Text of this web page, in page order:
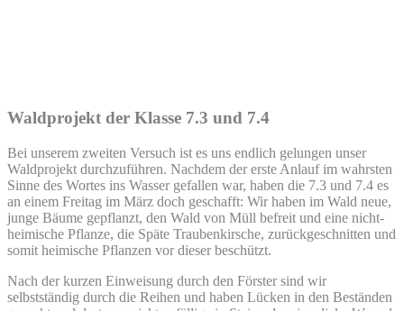
Waldprojekt der Klasse 7.3 und 7.4
Bei unserem zweiten Versuch ist es uns endlich gelungen unser
Waldprojekt durchzuführen. Nachdem der erste Anlauf im wahrsten
Sinne des Wortes ins Wasser gefallen war, haben die 7.3 und 7.4 es
an einem Freitag im März doch geschafft: Wir haben im Wald neue,
junge Bäume gepflanzt, den Wald von Müll befreit und eine nicht-
heimische Pflanze, die Späte Traubenkirsche, zurückgeschnitten und
somit heimische Pflanzen vor dieser beschützt.
Nach der kurzen Einweisung durch den Förster sind wir
selbstständig durch die Reihen und haben Lücken in den Beständen